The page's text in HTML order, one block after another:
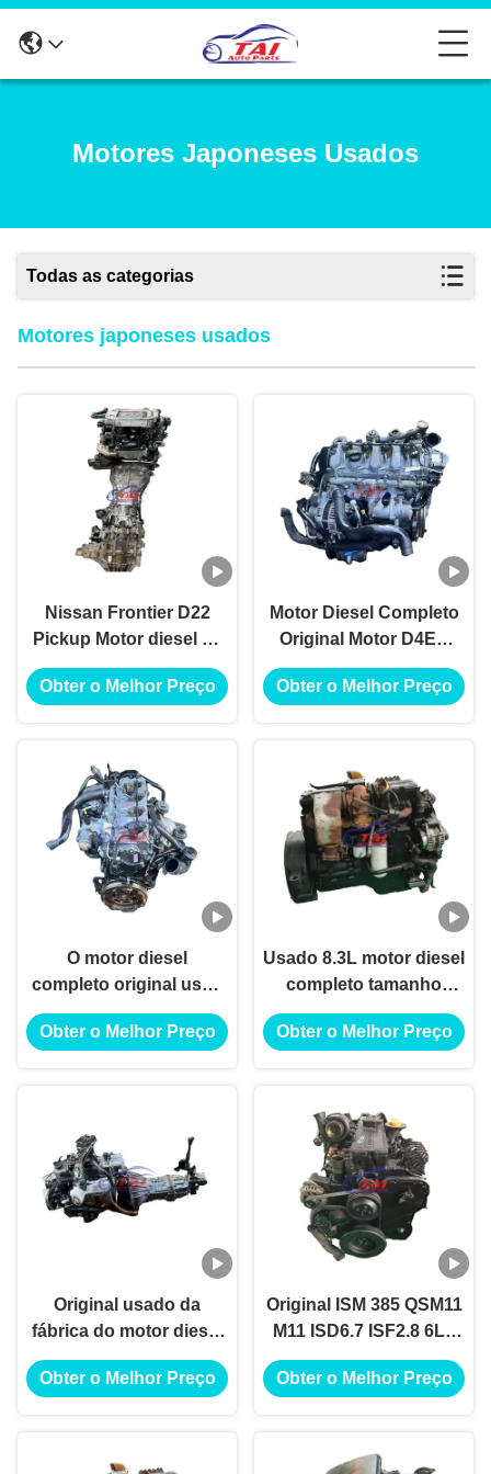
Motores Japoneses Usados
Todas as categorias
Motores japoneses usados
Nissan Frontier D22
Pickup Motor diesel de
segunda mão com
cilindrada de 2,5 L para
Obter o Melhor Preço
Motor Diesel Completo
Original Motor D4EA
usado para Montagem
de Carros Hyundai
Obter o Melhor Preço
O motor diesel
completo original usou
o motor de D4EA para
Hyundai Elantra
Obter o Melhor Preço
Usado 8.3L motor diesel
completo tamanho
padrão para Cummins
6CT
Obter o Melhor Preço
Original usado da
fábrica do motor diesel
de conjunto de motor
do FE de Toyota 5VZ
Obter o Melhor Preço
Original ISM 385 QSM11
M11 ISD6.7 ISF2.8 6LT
ISC 300 8.2 Motor a
diesel completo para
Obter o Melhor Preço